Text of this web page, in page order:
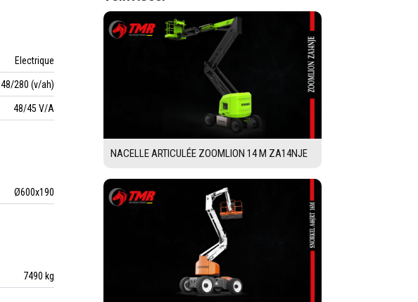
Electrique
48/280 (v/ah)
48/45 V/A
Ø600x190
7490 kg
NACELLE ARTICULÉE ZOOMLION 14 M ZA14NJE